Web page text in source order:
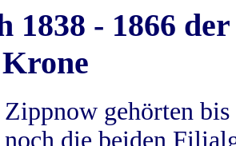
1838 - 1866
gehörten
die beiden